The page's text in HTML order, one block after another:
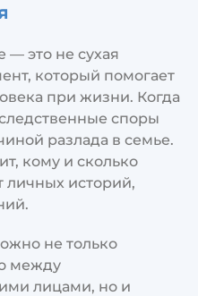
это не сухая
который помогает
при жизни. Когда
споры
разлада в семье.
кому и сколько
личных историй,
не только
между
лицами, но и